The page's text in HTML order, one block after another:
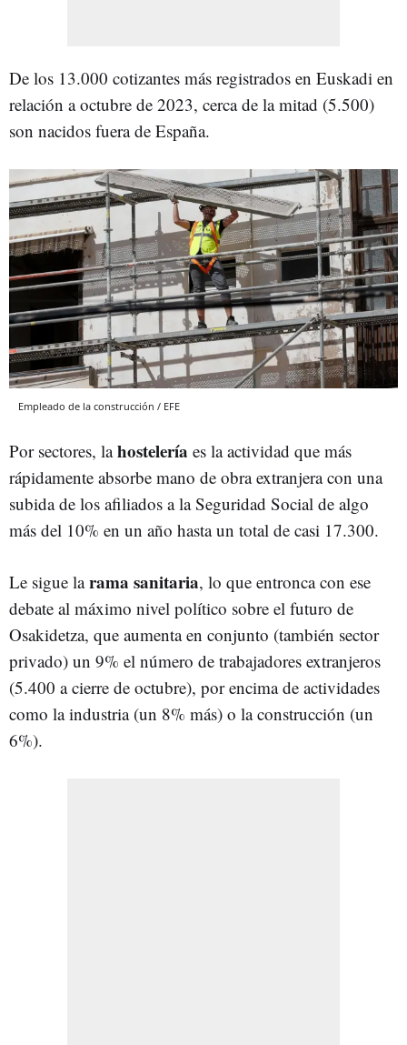
De los 13.000 cotizantes más registrados en Euskadi en
relación a octubre de 2023, cerca de la mitad (5.500)
son nacidos fuera de España.
Empleado de la construcción / EFE
Por sectores, lahostelería es la actividad que más
rápidamente absorbe mano de obra extranjera con una
subida de los afiliados a la Seguridad Social de algo
más del 10% en un año hasta un total de casi 17.300.
Le sigue larama sanitaria, lo que entronca con ese
debate al máximo nivel político sobre el futuro de
Osakidetza, que aumenta en conjunto (también sector
privado) un 9% el número de trabajadores extranjeros
(5.400 a cierre de octubre), por encima de actividades
como la industria (un 8% más) o la construcción (un
6%).